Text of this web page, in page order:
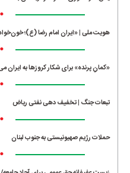
هویت ملی | «ایران امام رضا (ع)؛
«کمانِ پرنده» برای شکار کروزها به ایران
تبعات جنگ | تخفیف دهی نفتی ریاض
حملات رژیم صهیونیستی به جنوب لبنان